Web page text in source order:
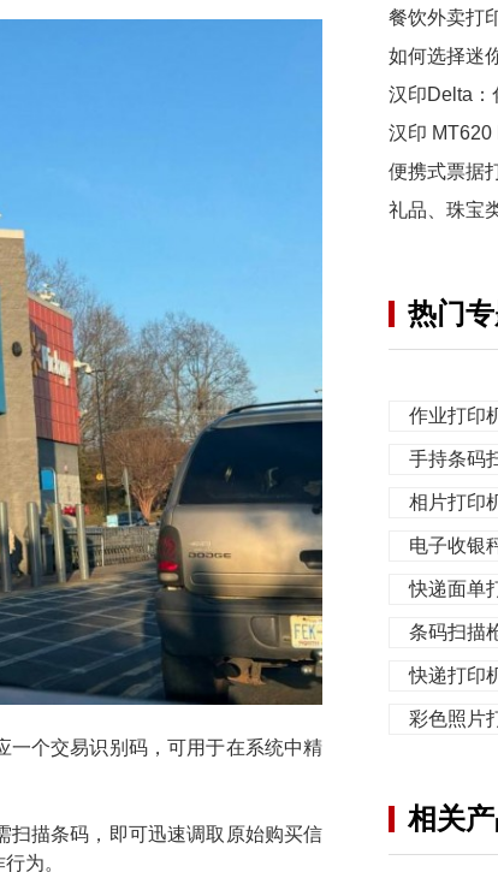
一个交易识别码，可用于在系统中精
扫描条码，即可迅速调取原始购买信
为。
餐饮外卖打
热门
作业打印
手持条码
相片打印
电子收银
快递面单
条码扫描
快递打印
彩色照片
相关